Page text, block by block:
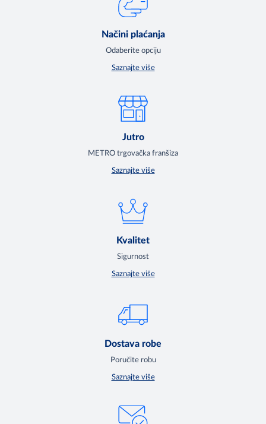
Načini plaćanja
Odaberite opciju
Saznajte više
Jutro
METRO trgovačka franšiza
Saznajte više
Kvalitet
Sigurnost
Saznajte više
Dostava robe
Poručite robu
Saznajte više